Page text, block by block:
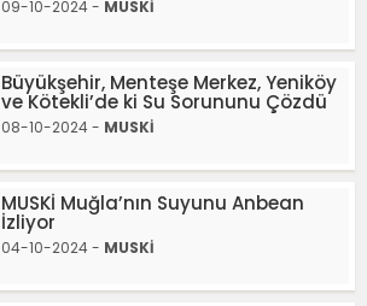
09-10-2024 - MUSKİ
Büyükşehir, Menteşe Merkez, Yeniköy
ve Kötekli’de ki Su Sorununu Çözdü
08-10-2024 - MUSKİ
MUSKİ Muğla’nın Suyunu Anbean
İzliyor
04-10-2024 - MUSKİ